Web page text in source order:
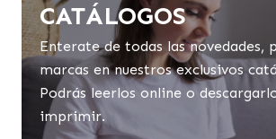
CATÁLOGOS
Enterate de todas las novedades,
marcas en nuestros exclusivos
Podrás leerlos online o
imprimir.